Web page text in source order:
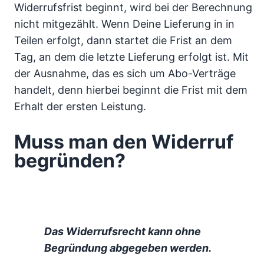
Widerrufsfrist beginnt, wird bei der Berechnung
nicht mitgezählt. Wenn Deine Lieferung in in
Teilen erfolgt, dann startet die Frist an dem
Tag, an dem die letzte Lieferung erfolgt ist. Mit
der Ausnahme, das es sich um Abo-Verträge
handelt, denn hierbei beginnt die Frist mit dem
Erhalt der ersten Leistung.
Muss man den Widerruf
begründen?
Das Widerrufsrecht kann ohne
Begründung abgegeben werden.